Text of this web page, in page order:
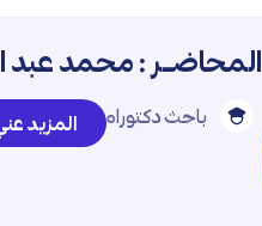
المحاضــر : محمد عبد
باحث دكتوراه المزيد